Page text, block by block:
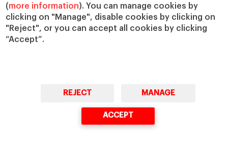
(more information). You can manage cookies by
clicking on "Manage", disable cookies by clicking on
"Reject", or you can accept all cookies by clicking
“Accept”.
REJECT MANAGE
ACCEPT
IESE Shop
Jobs @IESE
Préstamos y becas
© Copyright, 2026. IESE Business School | University of Navarra
Cookies Ciberseguridad